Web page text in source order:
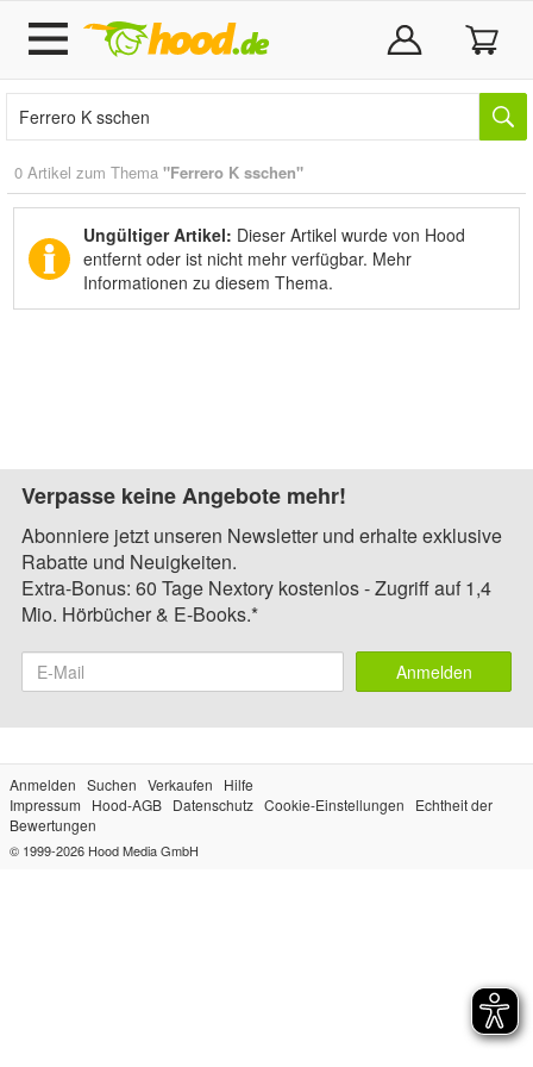
0 Artikel zum Thema "Ferrero K sschen"
Ungültiger Artikel: Dieser Artikel wurde von Hood
entfernt oder ist nicht mehr verfügbar. Mehr
Informationen zu diesem Thema.
Verpasse keine Angebote mehr!
Abonniere jetzt unseren Newsletter und erhalte exklusive
Rabatte und Neuigkeiten.
Extra-Bonus: 60 Tage Nextory kostenlos - Zugriff auf 1,4
Mio. Hörbücher & E-Books.*
Anmelden
Anmelden Suchen Verkaufen
Hilfe
Impressum
Hood-AGB Datenschutz Cookie-Einstellungen
Echtheit der
Bewertungen
© 1999-2026 Hood Media GmbH